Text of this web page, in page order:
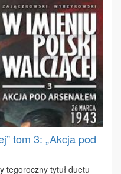
tom 3: „Akcja pod
te­go­rocz­ny ty­tuł du­etu